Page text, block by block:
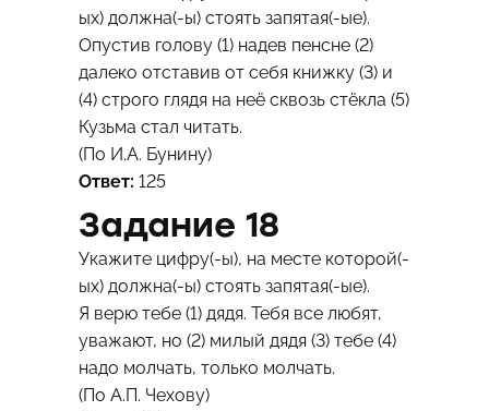
ых) должна(-ы) стоять запятая(-ые).
Опустив голову (1) надев пенсне (2)
далеко отставив от себя книжку (3) и
(4) строго глядя на неё сквозь стёкла (5)
Кузьма стал читать.
(По И.А. Бунину)
Ответ: 125
Задание 18
Укажите цифру(-ы), на месте которой(-
ых) должна(-ы) стоять запятая(-ые).
Я верю тебе (1) дядя. Тебя все любят,
уважают, но (2) милый дядя (3) тебе (4)
надо молчать, только молчать.
(По А.П. Чехову)